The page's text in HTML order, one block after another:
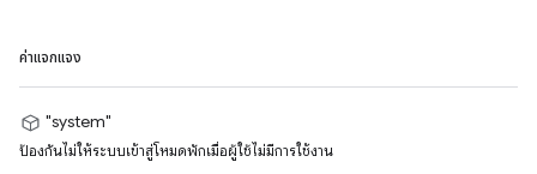
ค่าแจกแจง
"system"
ป้องกันไม่ให้ระบบเข้าสู่โหมดพักเมื่อผู้ใช้ไม่มีการใช้งาน